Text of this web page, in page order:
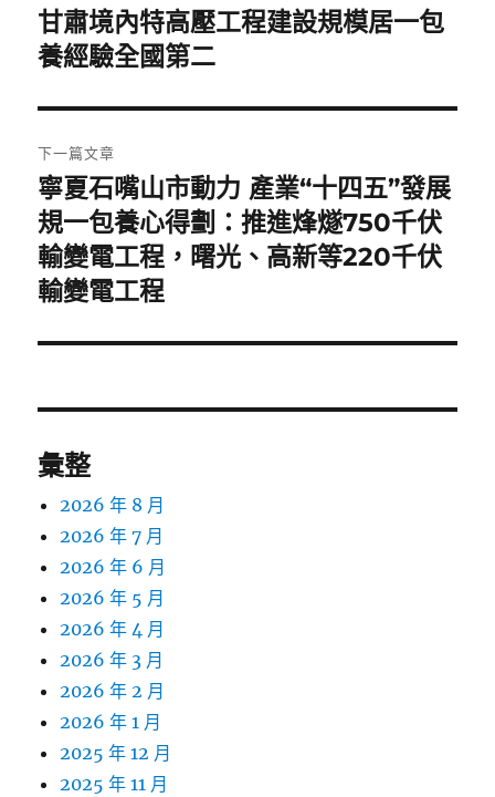
章
導
覽
上
一
文
章:
甘肅境內特高壓工程建設規模居一包
養經驗全國第二
下一篇文章
下
一
篇
文
寧夏石嘴山市動力 產業“十四五”發展
規一包養心得劃：推進烽燧750千伏
輸變電工程，曙光、高新等220千伏
輸變電工程
彙整
2026 年 8 月
2026 年 7 月
2026 年 6 月
2026 年 5 月
2026 年 4 月
2026 年 3 月
2026 年 2 月
2026 年 1 月
2025 年 12 月
2025 年 11 月